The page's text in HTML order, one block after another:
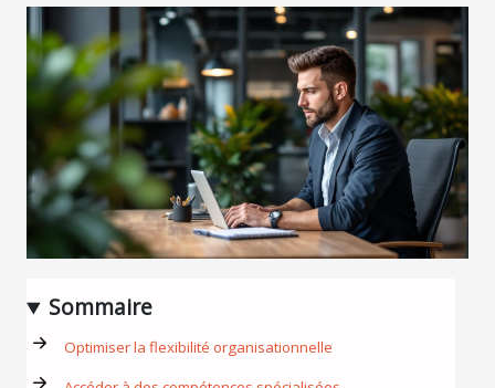
Sommaire
Optimiser la flexibilité organisationnelle